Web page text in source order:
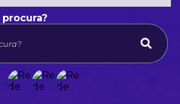
O que voce procura?